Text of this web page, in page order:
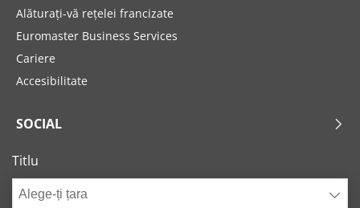
Alăturați-vă rețelei francizate
Euromaster Business Services
Cariere
Accesibilitate
SOCIAL
Titlu
Alege-ți țara